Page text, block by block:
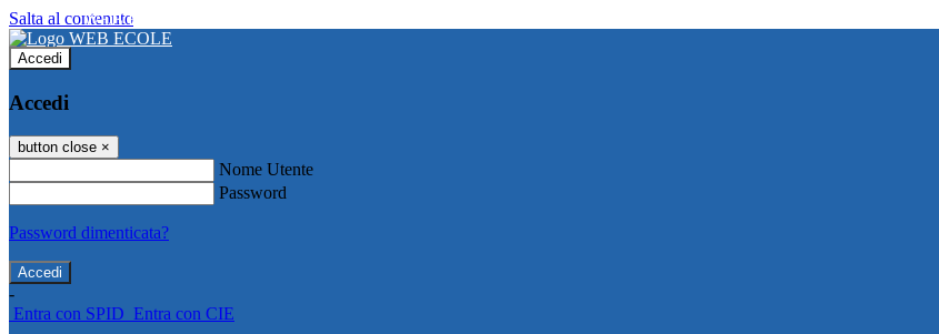
Salta al contenuto
WEB ECOLE
Accedi
Accedi
button close ×
Nome Utente
Password
Password dimenticata?
-
Entra con SPID Entra con CIE